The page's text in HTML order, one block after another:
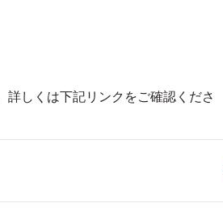
しくは下記リンクをご確認くださ